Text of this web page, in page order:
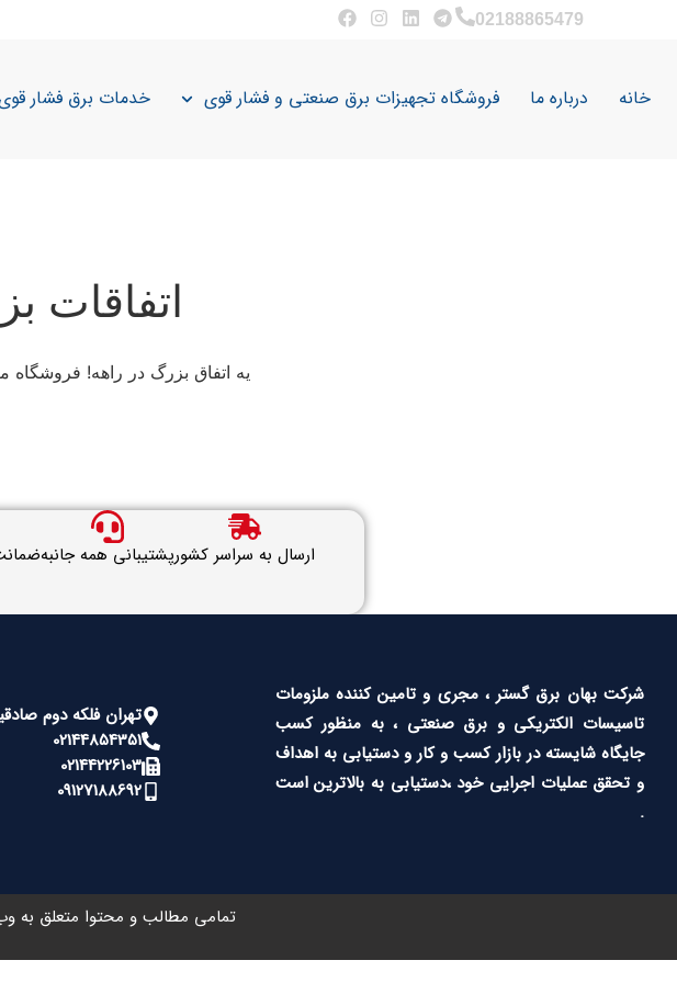
02188865479
خانه درباره ما فروشگاه تجهیزات برق صنعتی و فشار قوی خدمات برق فشار
اتفاقات
یه اتفاق بزرگ در راهه!
ارسال به سراسر کشورپشتیبانی همه جانبه
شرکت بهان برق گستر ، مجری و تامین کننده ملزومات
تاسیسات الکتریکی و برق صنعتی ، به منظور کسب
جایگاه شایسته در بازار کسب و کار و دستیابی به اهداف
و تحقق عملیات اجرایی خود ،دستیابی به بالاترین است
.
تهران فلکه دوم
02144854351
02144226103
09127188692
تمامی مطالب و محتوا متعلق به